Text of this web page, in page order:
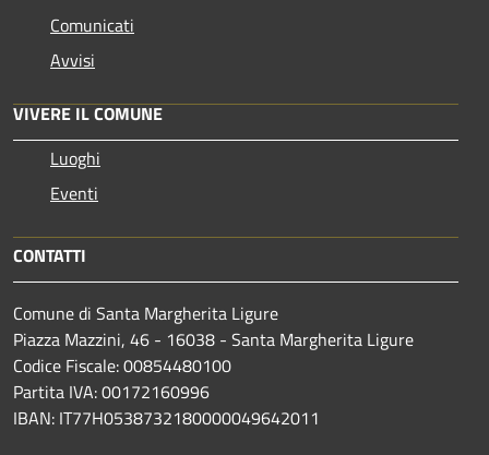
Comunicati
Avvisi
VIVERE IL COMUNE
Luoghi
Eventi
CONTATTI
Comune di Santa Margherita Ligure
Piazza Mazzini, 46 - 16038 - Santa Margherita Ligure
Codice Fiscale: 00854480100
Partita IVA: 00172160996
IBAN: IT77H0538732180000049642011